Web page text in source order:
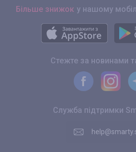
Більше знижок у нашому
Стежте за новинами
Служба підтримки